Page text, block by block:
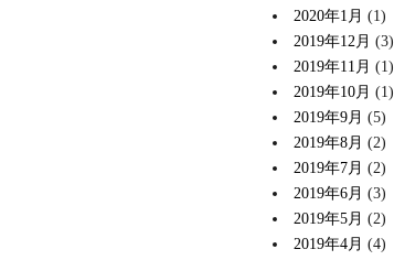
2020年1月 (1)
2019年12月 (3)
2019年11月 (1)
2019年10月 (1)
2019年9月 (5)
2019年8月 (2)
2019年7月 (2)
2019年6月 (3)
2019年5月 (2)
2019年4月 (4)